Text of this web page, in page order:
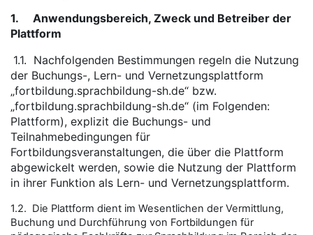
1. Anwendungsbereich, Zweck und Betreiber der
Plattform
1.1. Nachfolgenden Bestimmungen regeln die Nutzung
der Buchungs-, Lern- und Vernetzungsplattform
„fortbildung.sprachbildung-sh.de“ bzw.
„fortbildung.sprachbildung-sh.de“ (im Folgenden:
Plattform), explizit die Buchungs- und
Teilnahmebedingungen für
Fortbildungsveranstaltungen, die über die Plattform
abgewickelt werden, sowie die Nutzung der Plattform
in ihrer Funktion als Lern- und Vernetzungsplattform.
1.2. Die Plattform dient im Wesentlichen der Vermittlung,
Buchung und Durchführung von Fortbildungen für